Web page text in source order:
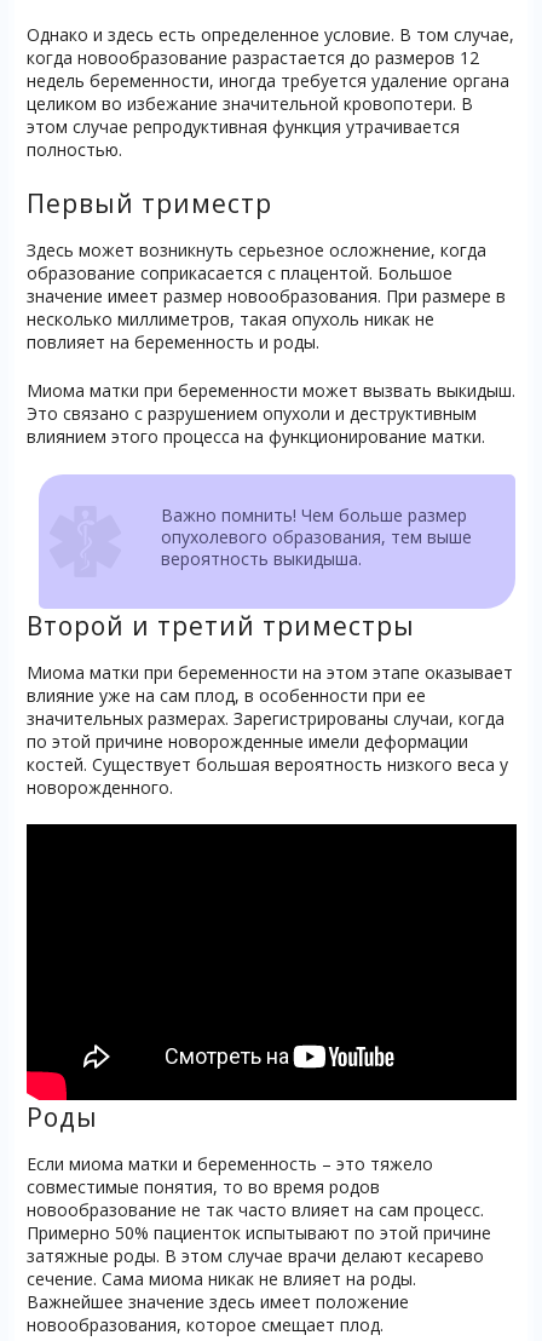
Однако и здесь есть определенное условие. В том случае,
когда новообразование разрастается до размеров 12
недель беременности, иногда требуется удаление органа
целиком во избежание значительной кровопотери. В
этом случае репродуктивная функция утрачивается
полностью.
Первый триместр
Здесь может возникнуть серьезное осложнение, когда
образование соприкасается с плацентой. Большое
значение имеет размер новообразования. При размере в
несколько миллиметров, такая опухоль никак не
повлияет на беременность и роды.
Миома матки при беременности может вызвать выкидыш.
Это связано с разрушением опухоли и деструктивным
влиянием этого процесса на функционирование матки.
Важно помнить! Чем больше размер
опухолевого образования, тем выше
вероятность выкидыша.
Второй и третий триместры
Миома матки при беременности на этом этапе оказывает
влияние уже на сам плод, в особенности при ее
значительных размерах. Зарегистрированы случаи, когда
по этой причине новорожденные имели деформации
костей. Существует большая вероятность низкого веса у
новорожденного.
Роды
Если миома матки и беременность – это тяжело
совместимые понятия, то во время родов
новообразование не так часто влияет на сам процесс.
Примерно 50% пациенток испытывают по этой причине
затяжные роды. В этом случае врачи делают кесарево
сечение. Сама миома никак не влияет на роды.
Важнейшее значение здесь имеет положение
новообразования, которое смещает плод.